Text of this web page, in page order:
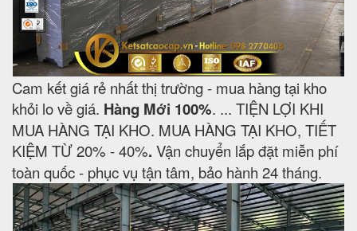
Cam kết giá rẻ nhất thị trường - mua hàng tại kho
khỏi lo về giá. Hàng Mới 100%. ... TIỆN LỢI KHI
MUA HÀNG TẠI KHO. MUA HÀNG TẠI KHO, TIẾT
KIỆM TỪ 20% - 40%. Vận chuyển lắp đặt miễn phí
toàn quốc - phục vụ tận tâm, bảo hành 24 tháng.